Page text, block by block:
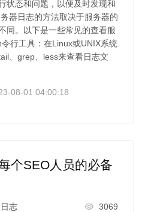
状态和问题，以便及时发现和
器日志的方法取决于服务器的
同。以下是一些常见的查看服
行工具：在Linux或UNIX系统
、grep、less来查看日志文
08-01 04:00:18
个SEO人员的必备
志 3069